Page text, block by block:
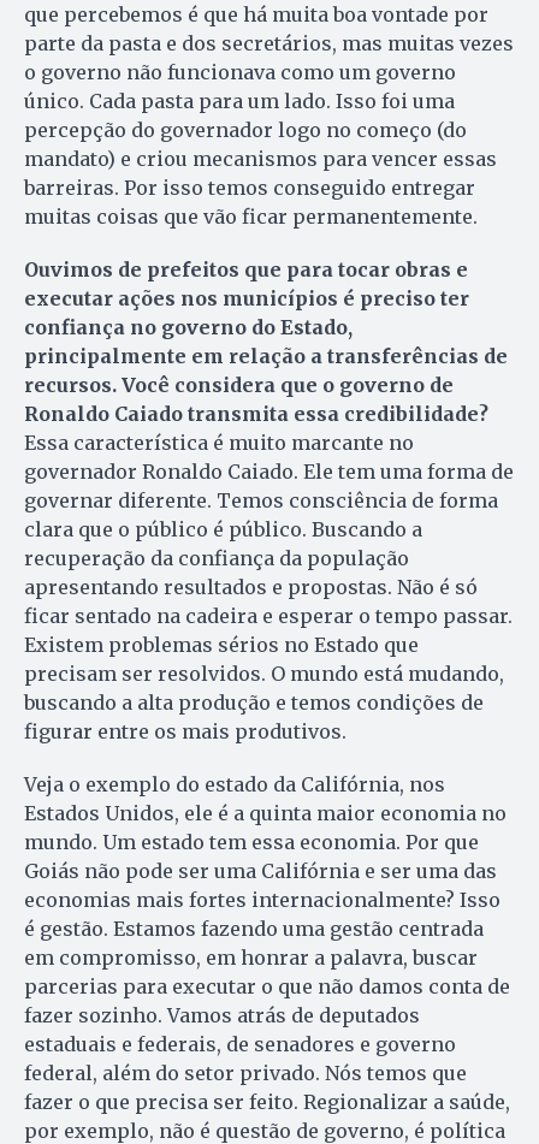
que percebemos é que há muita boa vontade por
parte da pasta e dos secretários, mas muitas vezes
o governo não funcionava como um governo
único. Cada pasta para um lado. Isso foi uma
percepção do governador logo no começo (do
mandato) e criou mecanismos para vencer essas
barreiras. Por isso temos conseguido entregar
muitas coisas que vão ficar permanentemente.
Ouvimos de prefeitos que para tocar obras e
executar ações nos municípios é preciso ter
confiança no governo do Estado,
principalmente em relação a transferências de
recursos. Você considera que o governo de
Ronaldo Caiado transmita essa credibilidade?
Essa característica é muito marcante no
governador Ronaldo Caiado. Ele tem uma forma de
governar diferente. Temos consciência de forma
clara que o público é público. Buscando a
recuperação da confiança da população
apresentando resultados e propostas. Não é só
ficar sentado na cadeira e esperar o tempo passar.
Existem problemas sérios no Estado que
precisam ser resolvidos. O mundo está mudando,
buscando a alta produção e temos condições de
figurar entre os mais produtivos.
Veja o exemplo do estado da Califórnia, nos
Estados Unidos, ele é a quinta maior economia no
mundo. Um estado tem essa economia. Por que
Goiás não pode ser uma Califórnia e ser uma das
economias mais fortes internacionalmente? Isso
é gestão. Estamos fazendo uma gestão centrada
em compromisso, em honrar a palavra, buscar
parcerias para executar o que não damos conta de
fazer sozinho. Vamos atrás de deputados
estaduais e federais, de senadores e governo
federal, além do setor privado. Nós temos que
fazer o que precisa ser feito. Regionalizar a saúde,
por exemplo, não é questão de governo, é política